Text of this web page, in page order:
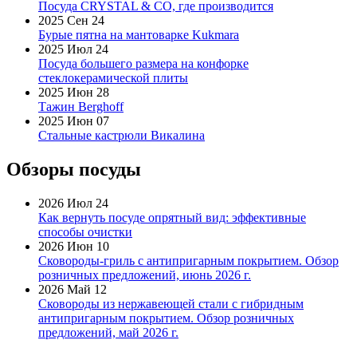
Посуда CRYSTAL & CO, где производится
2025 Сен 24
Бурые пятна на мантоварке Kukmara
2025 Июл 24
Посуда большего размера на конфорке
стеклокерамической плиты
2025 Июн 28
Тажин Berghoff
2025 Июн 07
Стальные кастрюли Викалина
Обзоры посуды
2026 Июл 24
Как вернуть посуде опрятный вид: эффективные
способы очистки
2026 Июн 10
Сковороды-гриль с антипригарным покрытием. Обзор
розничных предложений, июнь 2026 г.
2026 Май 12
Сковороды из нержавеющей стали с гибридным
антипригарным покрытием. Обзор розничных
предложений, май 2026 г.